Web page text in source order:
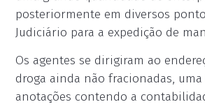
posteriormente em diversos
Judiciário para a expedição de
Os agentes se dirigiram ao
droga ainda não fracionadas,
anotações contendo a